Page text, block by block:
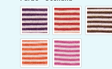
pflaume-naturrot-natur
orange-naturpink-natur